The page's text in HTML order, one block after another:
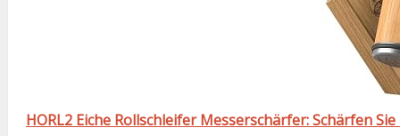
HORL2 Eiche Rollschleifer Messerschärfer: Schärfen